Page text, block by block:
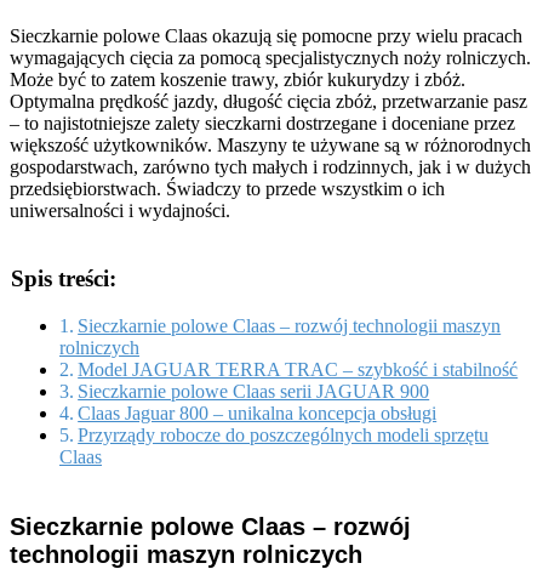
Sieczkarnie polowe Claas okazują się pomocne przy wielu pracach
wymagających cięcia za pomocą specjalistycznych noży rolniczych.
Może być to zatem koszenie trawy, zbiór kukurydzy i zbóż.
Optymalna prędkość jazdy, długość cięcia zbóż, przetwarzanie pasz
– to najistotniejsze zalety sieczkarni dostrzegane i doceniane przez
większość użytkowników. Maszyny te używane są w różnorodnych
gospodarstwach, zarówno tych małych i rodzinnych, jak i w dużych
przedsiębiorstwach. Świadczy to przede wszystkim o ich
uniwersalności i wydajności.
Spis treści:
Sieczkarnie polowe Claas – rozwój technologii maszyn
rolniczych
Model JAGUAR TERRA TRAC – szybkość i stabilność
Sieczkarnie polowe Claas serii JAGUAR 900
Claas Jaguar 800 – unikalna koncepcja obsługi
Przyrządy robocze do poszczególnych modeli sprzętu
Claas
Sieczkarnie polowe Claas – rozwój
technologii maszyn rolniczych